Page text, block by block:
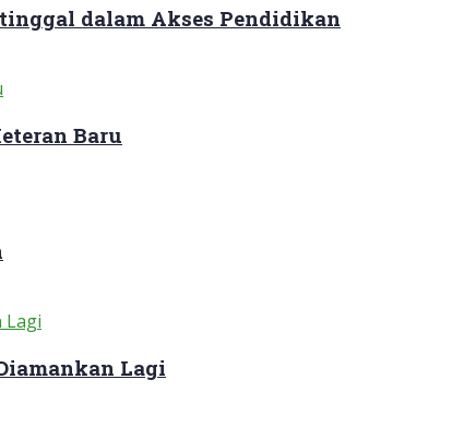
dalam Akses Pendidikan
Baru
Lagi